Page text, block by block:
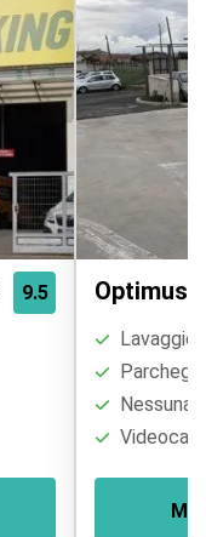
9.5 Optimus
Lavaggio
Nessuna